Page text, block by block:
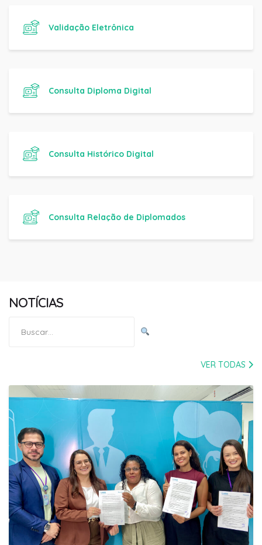
Validação Eletrônica
Consulta Diploma Digital
Consulta Histórico Digital
Consulta Relação de Diplomados
NOTÍCIAS
por:
VER TODAS